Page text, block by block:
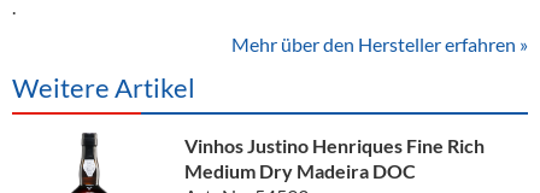
Mehr über den Hersteller erfahren »
Weitere Artikel
Vinhos Justino Henriques Fine Rich
Medium Dry Madeira DOC